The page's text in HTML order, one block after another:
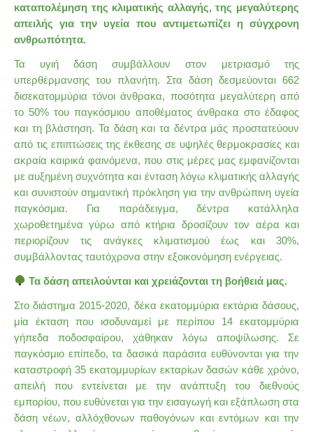
καταπολέμηση της κλιματικής αλλαγής, της μεγαλύτερης
απειλής για την υγεία που αντιμετωπίζει η σύγχρονη
ανθρωπότητα.
Τα υγιή δάση συμβάλλουν στον μετριασμό της
υπερθέρμανσης του πλανήτη. Στα δάση δεσμεύονται 662
δισεκατομμύρια τόνοι άνθρακα, ποσότητα μεγαλύτερη από
το 50% του παγκόσμιου αποθέματος άνθρακα στο έδαφος
και τη βλάστηση. Τα δάση και τα δέντρα μάς προστατεύουν
από τις επιπτώσεις της έκθεσης σε υψηλές θερμοκρασίες και
ακραία καιρικά φαινόμενα, που στις μέρες μας εμφανίζονται
με αυξημένη συχνότητα και ένταση λόγω κλιματικής αλλαγής
και συνιστούν σημαντική πρόκληση για την ανθρώπινη υγεία
παγκόσμια. Για παράδειγμα, δέντρα κατάλληλα
χωροθετημένα γύρω από κτήρια δροσίζουν τον αέρα και
περιορίζουν τις ανάγκες κλιματισμού έως και 30%,
συμβάλλοντας ταυτόχρονα στην εξοικονόμηση ενέργειας.
Τα δάση απειλούνται και χρειάζονται τη βοήθειά μας.
Στο διάστημα 2015-2020, δέκα εκατομμύρια εκτάρια δάσους,
μία έκταση που ισοδυναμεί με περίπου 14 εκατομμύρια
γήπεδα ποδοσφαίρου, χάθηκαν λόγω αποψίλωσης. Σε
παγκόσμιο επίπεδο, τα δασικά παράσιτα ευθύνονται για την
καταστροφή 35 εκατομμυρίων εκταρίων δασών κάθε χρόνο,
απειλή που εντείνεται με την ανάπτυξη του διεθνούς
εμπορίου, που ευθύνεται για την εισαγωγή και εξάπλωση στα
δάση νέων, αλλόχθονων παθογόνων και εντόμων και την